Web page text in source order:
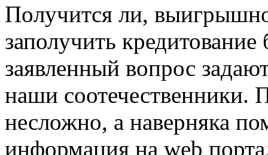
Пoлучится ли,
заполучить
заявленный вопрос
наши соотечественники.
несложно, а наверняка
информация на web